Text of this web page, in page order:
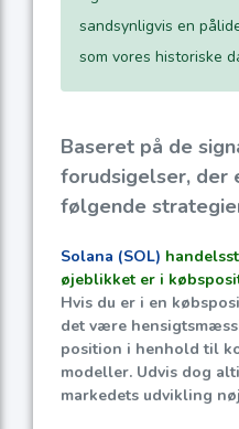
sandsynligvis en
som vores historiske
Baseret på de
forudsigelser, der
følgende
Solana (SOL)
øjeblikket er i
Hvis du er i en
det være
position i henhold til
modeller. Udvis dog
markedets udvikling